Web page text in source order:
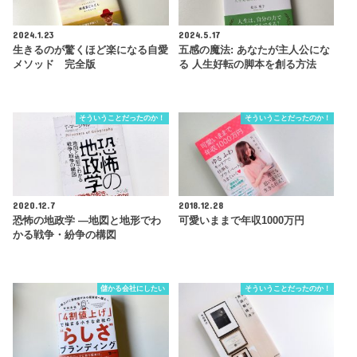
2024.1.23
生きるのが驚くほど楽になる自愛
メソッド 完全版
2024.5.17
五感の魔法: あなたが主人公にな
る 人生好転の脚本を創る方法
そういうことだったのか！
2020.12.7
恐怖の地政学 ―地図と地形でわ
かる戦争・紛争の構図
そういうことだったのか！
2018.12.28
可愛いままで年収1000万円
儲かる会社にしたい そういうことだったのか！